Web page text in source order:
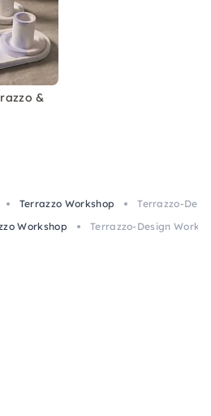
&
Terrazzo Workshop
Terrazzo-
Workshop Terrazzo-Design